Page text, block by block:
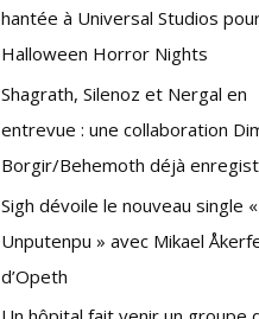
o
r
:
hantée à Universal Studios
Halloween Horror Nights
Shagrath, Silenoz et Nergal en
entrevue : une collaboration
Borgir/Behemoth déjà
Sigh dévoile le nouveau single «
Unputenpu » avec Mikael
d’Opeth